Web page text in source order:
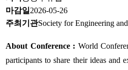
마감일 2026-05-26
주최기관Society for Engineering
About Conference : World
participants to share their ideas and